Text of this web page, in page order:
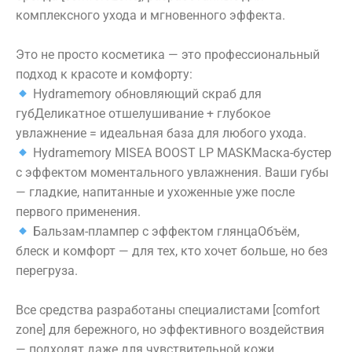
комплексного ухода и мгновенного эффекта.
Это не просто косметика — это профессиональный
подход к красоте и комфорту:
Hydramemory обновляющий скраб для
губДеликатное отшелушивание + глубокое
увлажнение = идеальная база для любого ухода.
Hydramemory MISEA BOOST LP MASKМаска-бустер
с эффектом моментального увлажнения. Ваши губы
— гладкие, напитанные и ухоженные уже после
первого применения.
Бальзам-плампер с эффектом глянцаОбъём,
блеск и комфорт — для тех, кто хочет больше, но без
перегруза.
Все средства разработаны специалистами [comfort
zone] для бережного, но эффективного воздействия
О КОМПАНИИ: ФИЛОСОФИЯ
СПЕЦИАЛИСТЫ ПРЕЙСКУРАНТ
ОТЗЫВЫ ПРЕССА О НАС
НАШИ ПАРТНЕРЫ ЛИЦЕНЗИИ
ДОКУМЕНТЫ НОВОСТИ
АКЦИИ
г. Иваново. ул. Московская, д. 55
показать на карте )